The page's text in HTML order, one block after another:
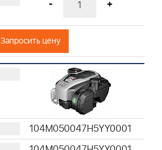
- +
Запросить цену
104M050047H5YY0001